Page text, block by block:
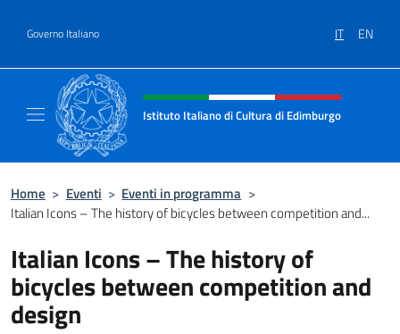
Governo Italiano IT EN
Intestazione sito, social e menù
Istituto Italiano di Cultura di Edimburgo
Home > Eventi > Eventi in programma >
Italian Icons – The history of bicycles between competition and...
Italian Icons – The history of
bicycles between competition and
design